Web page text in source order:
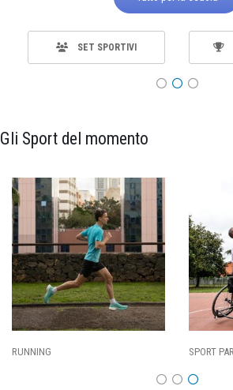
SET SPORTIVI
Gli Sport del momento
SPORT PARALIMPICI